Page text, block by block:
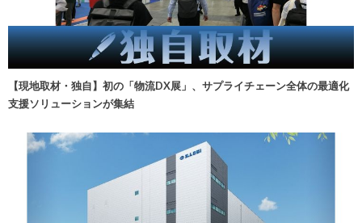
【現地取材・独自】初の「物流DX展」、サプライチェーン全体の最適化
支援ソリューションが集結